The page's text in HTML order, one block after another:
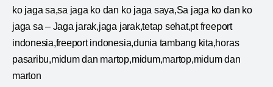
ko jaga sa,sa jaga ko dan ko jaga saya,Sa jaga ko dan ko
jaga sa – Jaga jarak,jaga jarak,tetap sehat,pt freeport
indonesia,freeport indonesia,dunia tambang kita,horas
pasaribu,midum dan martop,midum,martop,midum dan
marton